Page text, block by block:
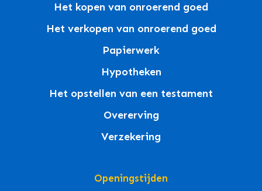
Het kopen van onroerend goed
Het verkopen van onroerend goed
Papierwerk
Hypotheken
Het opstellen van een testament
Overerving
Verzekering
Openingstijden